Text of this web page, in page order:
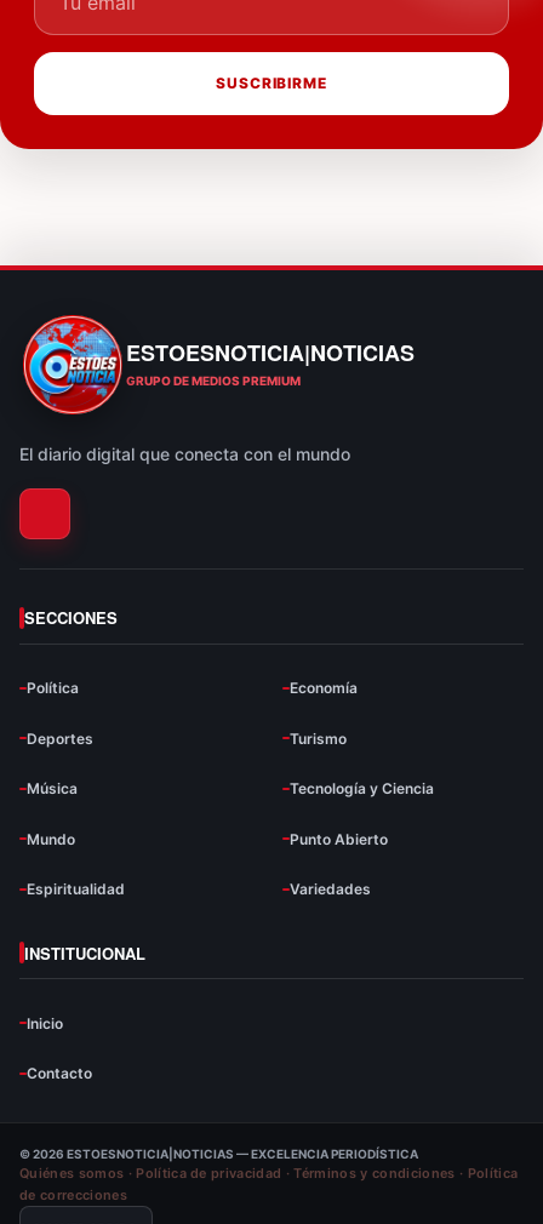
SUSCRIBIRME
ESTOESNOTICIA|NOTICIAS
ESTOESNOTICIA|NOTICIAS
GRUPO DE MEDIOS PREMIUM
El diario digital que conecta con el mundo
SECCIONES
Política Economía
Deportes Turismo
Música Tecnología y Ciencia
Mundo Punto Abierto
Espiritualidad Variedades
INSTITUCIONAL
Inicio
Contacto
© 2026 ESTOESNOTICIA|NOTICIAS — EXCELENCIA PERIODÍSTICA
Quiénes somos · Política de privacidad ·Términos y condiciones · Política
de correcciones